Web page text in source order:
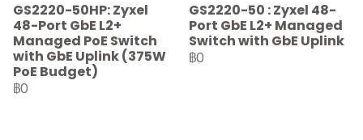
GS2220-50HP: Zyxel
48-Port GbE L2+
Managed PoE Switch
with GbE Uplink (375W
PoE Budget)
฿0
GS2220-50 : Zyxel 48-
Port GbE L2+ Managed
Switch with GbE Uplink
฿0